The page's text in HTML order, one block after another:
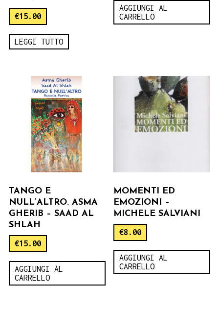
€15.00
LEGGI TUTTO
AGGIUNGI AL
CARRELLO
TANGO E
NULL’ALTRO. ASMA
GHERIB – SAAD AL
SHLAH
€15.00
AGGIUNGI AL
CARRELLO
MOMENTI ED
EMOZIONI –
MICHELE SALVIANI
€8.00
AGGIUNGI AL
CARRELLO